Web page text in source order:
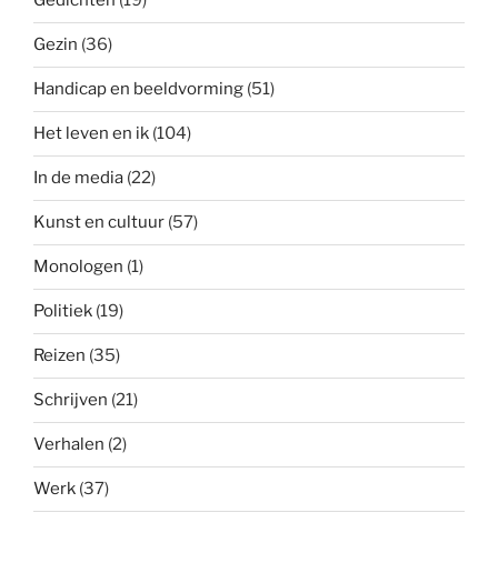
Gezin (36)
Handicap en beeldvorming (51)
Het leven en ik (104)
In de media (22)
Kunst en cultuur (57)
Monologen (1)
Politiek (19)
Reizen (35)
Schrijven (21)
Verhalen (2)
Werk (37)